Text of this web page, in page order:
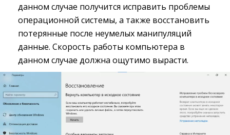
данном случае получится исправить проблемы
операционной системы, а также восстановить
потерянные после неумелых манипуляций
данные. Скорость работы компьютера в
данном случае должна ощутимо вырасти.